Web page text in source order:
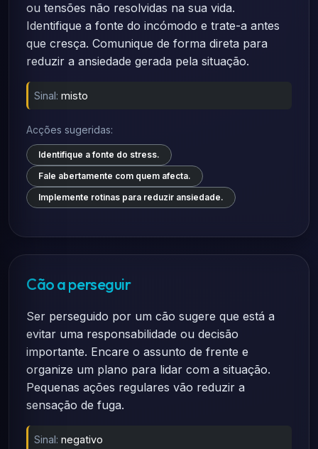
ou tensões não resolvidas na sua vida.
Identifique a fonte do incómodo e trate-a antes
que cresça. Comunique de forma direta para
reduzir a ansiedade gerada pela situação.
Sinal: misto
Acções sugeridas:
Identifique a fonte do stress.
Fale abertamente com quem afecta.
Implemente rotinas para reduzir ansiedade.
Cão a perseguir
Ser perseguido por um cão sugere que está a
evitar uma responsabilidade ou decisão
importante. Encare o assunto de frente e
organize um plano para lidar com a situação.
Pequenas ações regulares vão reduzir a
sensação de fuga.
Sinal: negativo